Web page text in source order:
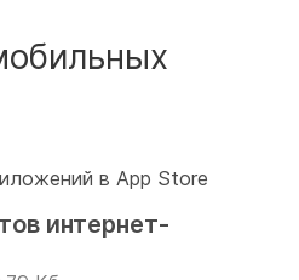
в App Store
интернет-